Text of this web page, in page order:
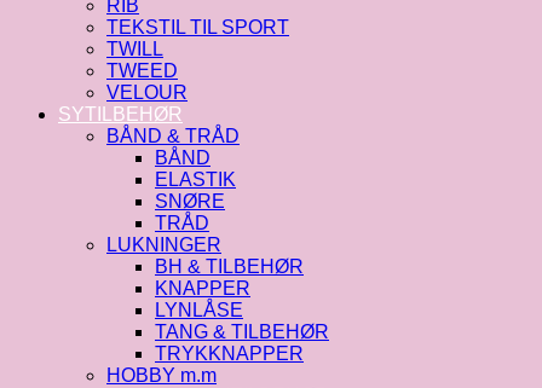
RIB
TEKSTIL TIL SPORT
TWILL
TWEED
VELOUR
SYTILBEHØR
BÅND & TRÅD
BÅND
ELASTIK
SNØRE
TRÅD
LUKNINGER
BH & TILBEHØR
KNAPPER
LYNLÅSE
TANG & TILBEHØR
TRYKKNAPPER
HOBBY m.m